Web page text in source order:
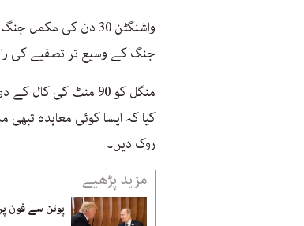
واشنگٹن 30 دن کی
جنگ کے وسیع تر تصفیے کی
منگل کو 90 منٹ کی
کیا کہ ایسا کوئی معاہدہ
روک دیں۔
مزید پڑھیے
پوتن سے فون